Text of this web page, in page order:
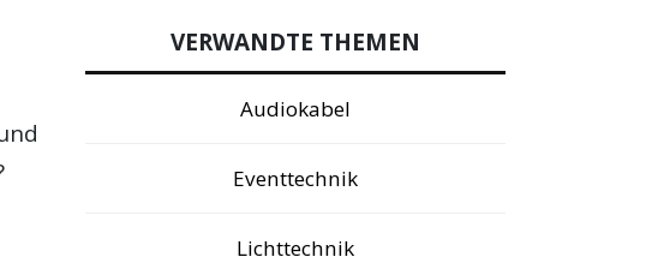
VERWANDTE THEMEN
Audiokabel
Eventtechnik
Lichttechnik